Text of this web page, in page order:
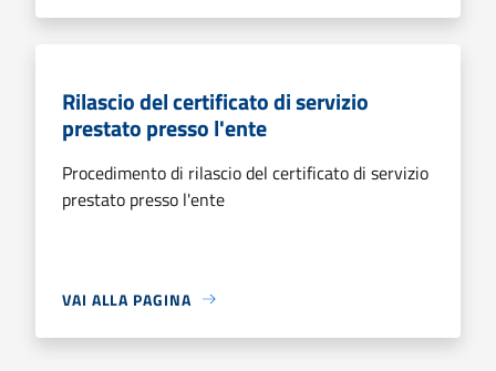
Rilascio del certificato di servizio
prestato presso l'ente
Procedimento di rilascio del certificato di servizio
prestato presso l'ente
VAI ALLA PAGINA